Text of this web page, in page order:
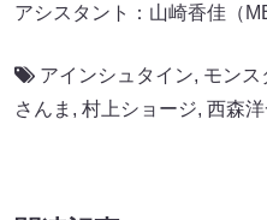
アシスタント：山崎香佳（
アインシュタイン, モンス
さんま , 村上ショージ, 西森